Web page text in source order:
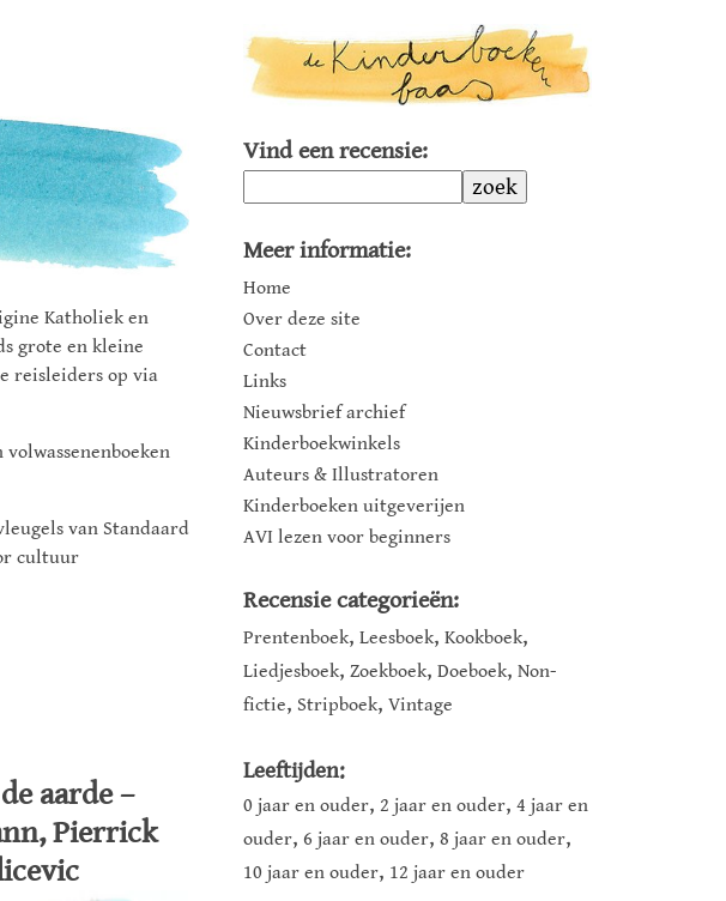
Katholiek en
grote en kleine
reisleiders op via
van Standaard
cultuur
aarde –
Pierrick
Vind een recensie:
zoek
Meer informatie:
Home
Over deze site
Contact
Links
Nieuwsbrief archief
Kinderboekwinkels
Auteurs & Illustratoren
Kinderboeken uitgeverijen
AVI lezen voor beginners
Recensie categorieën:
Prentenboek, Leesboek, Kookboek,
Liedjesboek, Zoekboek, Doeboek, Non-
fictie, Stripboek, Vintage
Leeftijden:
0 jaar en ouder, 2 jaar en ouder, 4 jaar en
ouder, 6 jaar en ouder, 8 jaar en ouder,
10 jaar en ouder, 12 jaar en ouder